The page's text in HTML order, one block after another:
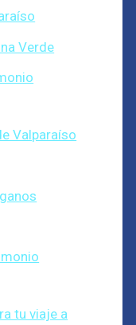
Verde
Valparaíso
tu viaje a